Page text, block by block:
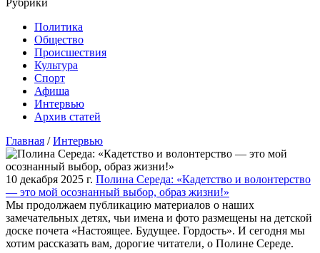
Рубрики
Политика
Общество
Проиcшествия
Культура
Спорт
Афиша
Интервью
Архив статей
Главная /Интервью
10 декабря 2025 г. Полина Середа: «Кадетство и волонтерство
— это мой осознанный выбор, образ жизни!»
Мы продолжаем публикацию материалов о наших
замечательных детях, чьи имена и фото размещены на детской
доске почета «Настоящее. Будущее. Гордость». И сегодня мы
хотим рассказать вам, дорогие читатели, о Полине Середе.